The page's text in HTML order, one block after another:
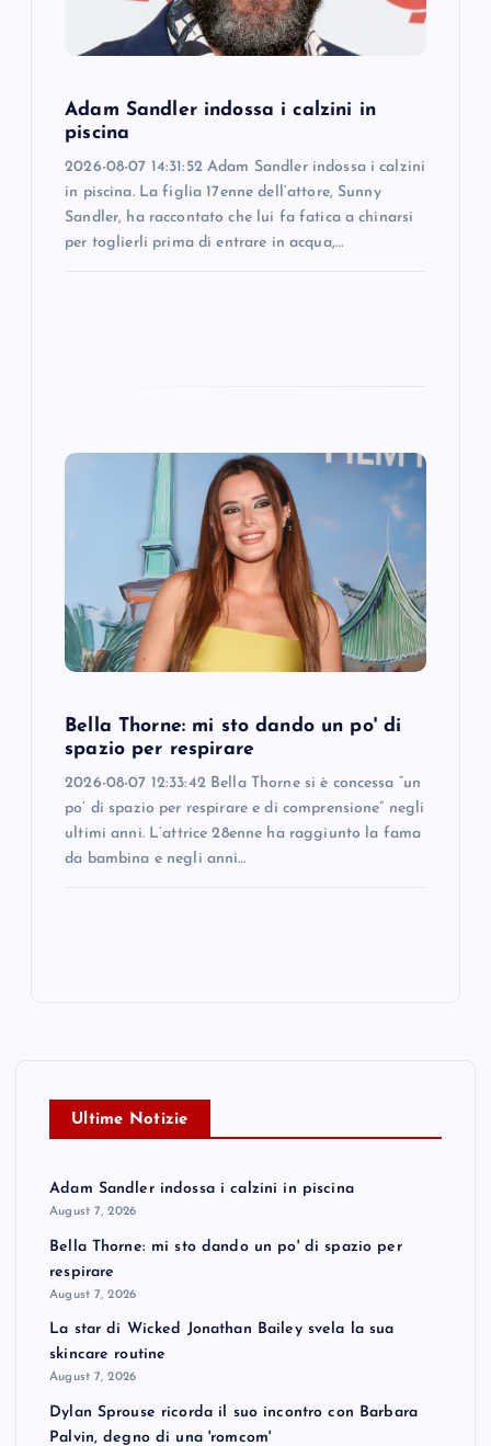
Adam Sandler indossa i calzini in
piscina
2026-08-07 14:31:52 Adam Sandler indossa i calzini
in piscina. La figlia 17enne dell’attore, Sunny
Sandler, ha raccontato che lui fa fatica a chinarsi
per toglierli prima di entrare in acqua,…
Bella Thorne: mi sto dando un po' di
spazio per respirare
2026-08-07 12:33:42 Bella Thorne si è concessa “un
po’ di spazio per respirare e di comprensione” negli
ultimi anni. L’attrice 28enne ha raggiunto la fama
da bambina e negli anni…
Ultime Notizie
Adam Sandler indossa i calzini in piscina
August 7, 2026
Bella Thorne: mi sto dando un po' di spazio per
respirare
August 7, 2026
La star di Wicked Jonathan Bailey svela la sua
skincare routine
August 7, 2026
Dylan Sprouse ricorda il suo incontro con Barbara
Palvin, degno di una 'romcom'